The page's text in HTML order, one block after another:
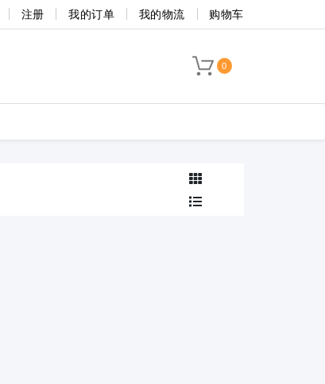
注册 我的订单 我的物流 购物车
0